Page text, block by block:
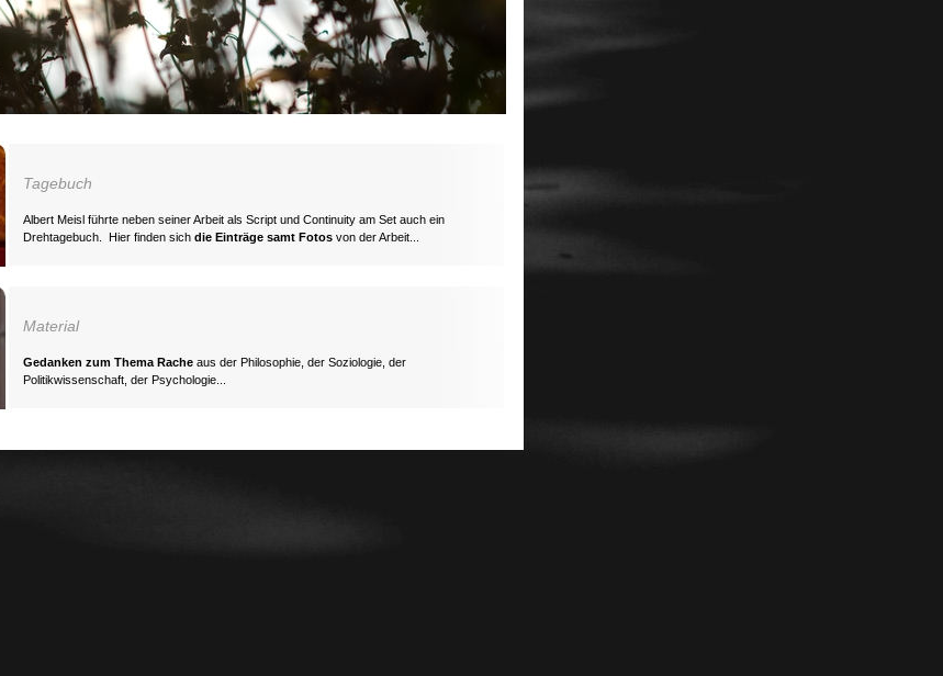
Tagebuch
Albert Meisl führte neben seiner Arbeit als Script und Continuity am Set auch ein
Drehtagebuch. Hier finden sich die Einträge samt Fotos von der Arbeit...
Material
Gedanken zum Thema Rache aus der Philosophie, der Soziologie, der
Politikwissenschaft, der Psychologie...